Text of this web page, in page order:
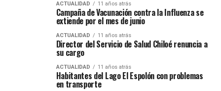
ACTUALIDAD 11 años atrás
Campaña de Vacunación contra la Influenza se
extiende por el mes de junio
ACTUALIDAD 11 años atrás
Director del Servicio de Salud Chiloé renuncia a
su cargo
ACTUALIDAD 11 años atrás
Habitantes del Lago El Espolón con problemas
en transporte